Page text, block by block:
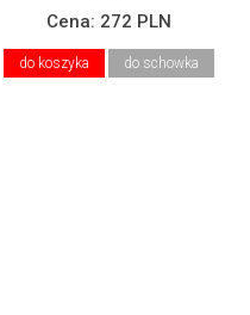
Cena: 272 PLN
do koszyka do schowka